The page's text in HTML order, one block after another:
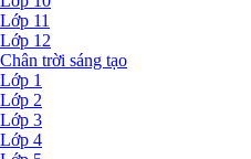
Lớp 11
Lớp 12
Chân trời sáng tạo
Lớp 1
Lớp 2
Lớp 3
Lớp 4